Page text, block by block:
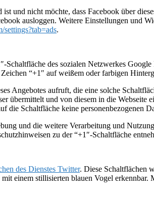
und nicht möchte, dass Facebook über
ausloggen. Weitere Einstellungen und
.
Schaltfläche des sozialen Netzwerkes
“+1″ auf weißem oder farbigen
Angebotes aufruft, die eine solche
übermittelt und von diesem in die
die Schaltfläche keine personenbezogenen
und die weitere Verarbeitung und
zu der “+1″-Schaltfläche
des Dienstes Twitter. Diese Schaltflächen
einem stillisierten blauen Vogel